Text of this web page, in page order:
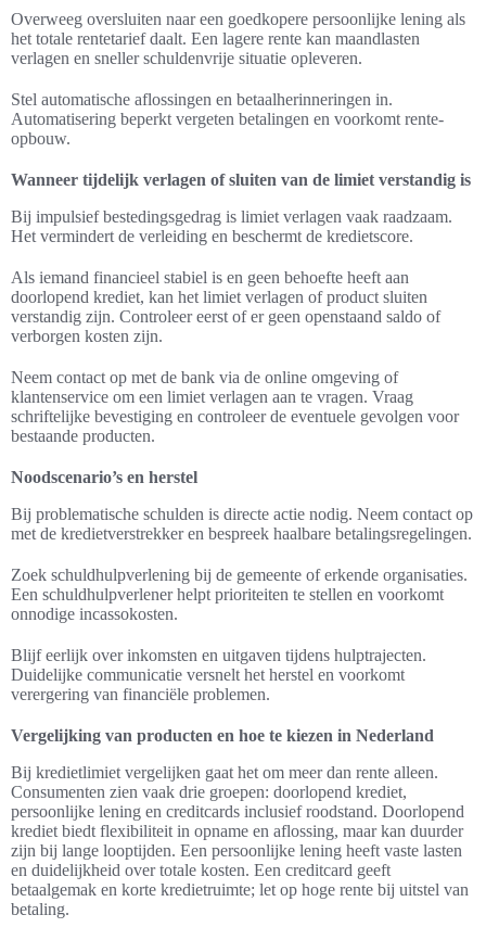
Overweeg oversluiten naar een goedkopere persoonlijke lening als
het totale rentetarief daalt. Een lagere rente kan maandlasten
verlagen en sneller schuldenvrije situatie opleveren.
Stel automatische aflossingen en betaalherinneringen in.
Automatisering beperkt vergeten betalingen en voorkomt rente-
opbouw.
Wanneer tijdelijk verlagen of sluiten van de limiet verstandig is
Bij impulsief bestedingsgedrag is limiet verlagen vaak raadzaam.
Het vermindert de verleiding en beschermt de kredietscore.
Als iemand financieel stabiel is en geen behoefte heeft aan
doorlopend krediet, kan het limiet verlagen of product sluiten
verstandig zijn. Controleer eerst of er geen openstaand saldo of
verborgen kosten zijn.
Neem contact op met de bank via de online omgeving of
klantenservice om een limiet verlagen aan te vragen. Vraag
schriftelijke bevestiging en controleer de eventuele gevolgen voor
bestaande producten.
Noodscenario’s en herstel
Bij problematische schulden is directe actie nodig. Neem contact op
met de kredietverstrekker en bespreek haalbare betalingsregelingen.
Zoek schuldhulpverlening bij de gemeente of erkende organisaties.
Een schuldhulpverlener helpt prioriteiten te stellen en voorkomt
onnodige incassokosten.
Blijf eerlijk over inkomsten en uitgaven tijdens hulptrajecten.
Duidelijke communicatie versnelt het herstel en voorkomt
verergering van financiële problemen.
Vergelijking van producten en hoe te kiezen in Nederland
Bij kredietlimiet vergelijken gaat het om meer dan rente alleen.
Consumenten zien vaak drie groepen: doorlopend krediet,
persoonlijke lening en creditcards inclusief roodstand. Doorlopend
krediet biedt flexibiliteit in opname en aflossing, maar kan duurder
zijn bij lange looptijden. Een persoonlijke lening heeft vaste lasten
en duidelijkheid over totale kosten. Een creditcard geeft
betaalgemak en korte kredietruimte; let op hoge rente bij uitstel van
betaling.